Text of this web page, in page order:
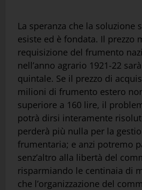
La speranza che la soluzione
esiste ed è fondata. Il prezzo
requisizione del frumento
nell’anno agrario 1921-22
quintale. Se il prezzo di
milioni di frumento estero
superiore a 160 lire, il
potrà dirsi interamente
perderà più nulla per la
frumentaria; e anzi potremo
senz’altro alla libertà del
risparmiando le centinaia di
che l’organizzazione del